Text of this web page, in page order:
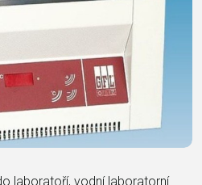
laboratoří, vodní laboratorní